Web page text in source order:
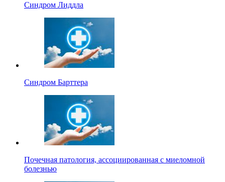
Синдром Лиддла
Синдром Барттера
Почечная патология, ассоциированная с миеломной
болезнью